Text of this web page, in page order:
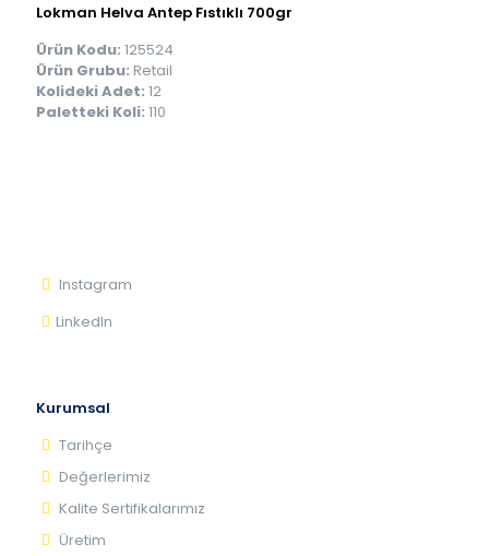
Lokman Helva Antep Fıstıklı 700gr
Ürün Kodu: 125524
Ürün Grubu: Retail
Kolideki Adet: 12
Paletteki Koli: 110
Instagram
LinkedIn
Kurumsal
Tarihçe
Değerlerimiz
Kalite Sertifikalarımız
Üretim